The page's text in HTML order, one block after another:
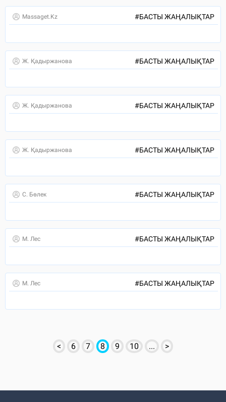
Massaget.kz #БАСТЫ ЖАҢАЛЫҚТАР
Ж. Қадыржанова #БАСТЫ ЖАҢАЛЫҚТАР
Ж. Қадыржанова #БАСТЫ ЖАҢАЛЫҚТАР
Ж. Қадыржанова #БАСТЫ ЖАҢАЛЫҚТАР
С. Бөлек #БАСТЫ ЖАҢАЛЫҚТАР
М. Лес #БАСТЫ ЖАҢАЛЫҚТАР
М. Лес #БАСТЫ ЖАҢАЛЫҚТАР
< 6 7 8 9 10 ... >